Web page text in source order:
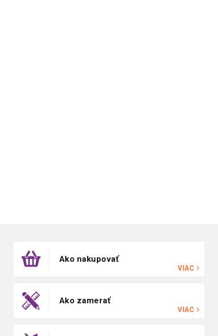
Ako nakupovať
VIAC
Ako zamerať
VIAC